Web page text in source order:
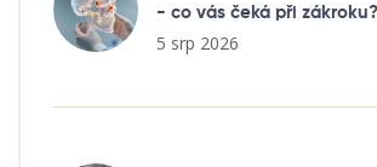
- co vás čeká při zákroku?
5 srp 2026